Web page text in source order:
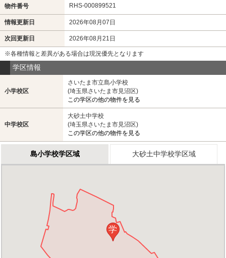
物件番号 RHS-000899521
情報更新日 2026年08月07日
次回更新日 2026年08月21日
※各種情報と差異がある場合は現況優先となります
学区情報
小学校区
さいたま市立島小学校
(埼玉県さいたま市見沼区)
この学区の他の物件を見る
中学校区
大砂土中学校
(埼玉県さいたま市見沼区)
この学区の他の物件を見る
島小学校学区域 大砂土中学校学区域
学